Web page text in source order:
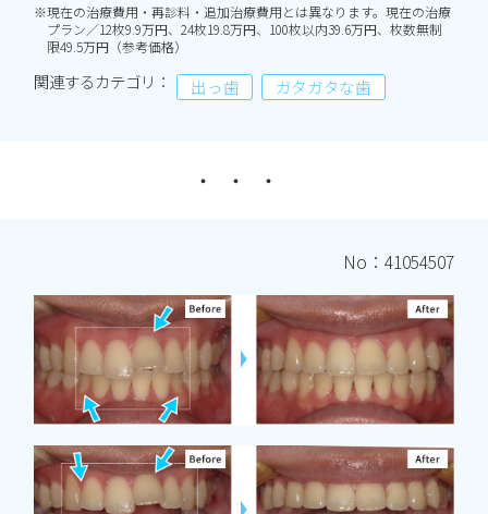
※現在の治療費用・再診料・追加治療費用とは異なります。現在の治療
プラン／12枚9.9万円、24枚19.8万円、100枚以内39.6万円、枚数無制
限49.5万円（参考価格）
関連するカテゴリ： 出っ歯 ガタガタな歯
No：41054507